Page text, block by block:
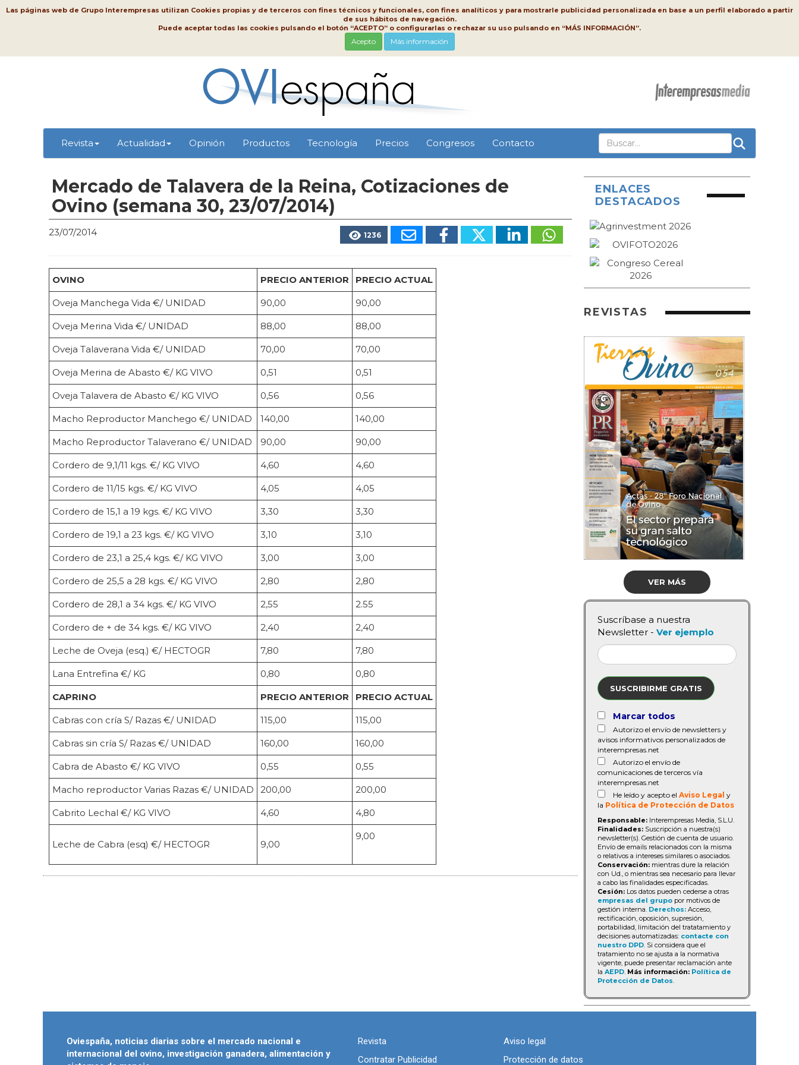
Las páginas web de Grupo Interempresas utilizan Cookies propias y de terceros con fines técnicos y funcionales, con fines analíticos y para mostrarle publicidad personalizada en base a un perfil elaborado a partir
de sus hábitos de navegación.
Puede aceptar todas las cookies pulsando el botón “ACEPTO” o configurarlas o rechazar su uso pulsando en “MÁS INFORMACIÓN”.
Acepto Más información
Revista Actualidad Opinión Productos Tecnología Precios Congresos Contacto
Mercado de Talavera de la Reina, Cotizaciones de
Ovino (semana 30, 23/07/2014)
23/07/2014 1236
OVINO PRECIO ANTERIOR PRECIO ACTUAL
Oveja Manchega Vida €/ UNIDAD 90,00 90,00
Oveja Merina Vida €/ UNIDAD 88,00 88,00
Oveja Talaverana Vida €/ UNIDAD 70,00 70,00
Oveja Merina de Abasto €/ KG VIVO 0,51 0,51
Oveja Talavera de Abasto €/ KG VIVO 0,56 0,56
Macho Reproductor Manchego €/ UNIDAD 140,00 140,00
Macho Reproductor Talaverano €/ UNIDAD 90,00 90,00
Cordero de 9,1/11 kgs. €/ KG VIVO 4,60 4,60
Cordero de 11/15 kgs. €/ KG VIVO 4,05 4,05
Cordero de 15,1 a 19 kgs. €/ KG VIVO 3,30 3,30
Cordero de 19,1 a 23 kgs. €/ KG VIVO 3,10 3,10
Cordero de 23,1 a 25,4 kgs. €/ KG VIVO 3,00 3,00
Cordero de 25,5 a 28 kgs. €/ KG VIVO 2,80 2,80
Cordero de 28,1 a 34 kgs. €/ KG VIVO 2,55 2.55
Cordero de + de 34 kgs. €/ KG VIVO 2,40 2,40
Leche de Oveja (esq.) €/ HECTOGR 7,80 7,80
Lana Entrefina €/ KG 0,80 0,80
CAPRINO PRECIO ANTERIOR PRECIO ACTUAL
Cabras con cría S/ Razas €/ UNIDAD 115,00 115,00
Cabras sin cría S/ Razas €/ UNIDAD 160,00 160,00
Cabra de Abasto €/ KG VIVO 0,55 0,55
Macho reproductor Varias Razas €/ UNIDAD 200,00 200,00
Cabrito Lechal €/ KG VIVO 4,60 4,80
Leche de Cabra (esq) €/ HECTOGR 9,00
9,00
ENLACES
DESTACADOS
REVISTAS
VER MÁS
Suscríbase a nuestra
Newsletter - Ver ejemplo
SUSCRIBIRME GRATIS
Marcar todos
Autorizo el envío de newsletters y
avisos informativos personalizados de
interempresas.net
Autorizo el envío de
comunicaciones de terceros vía
interempresas.net
He leído y acepto el Aviso Legal y
la Política de Protección de Datos
Responsable: Interempresas Media, S.L.U.
Finalidades: Suscripción a nuestra(s)
newsletter(s). Gestión de cuenta de usuario.
Envío de emails relacionados con la misma
o relativos a intereses similares o asociados.
Conservación: mientras dure la relación
con Ud., o mientras sea necesario para llevar
a cabo las finalidades especificadas.
Cesión: Los datos pueden cederse a otras
empresas del grupo por motivos de
gestión interna. Derechos: Acceso,
rectificación, oposición, supresión,
portabilidad, limitación del tratatamiento y
decisiones automatizadas: contacte con
nuestro DPD. Si considera que el
tratamiento no se ajusta a la normativa
vigente, puede presentar reclamación ante
la AEPD. Más información: Política de
Protección de Datos.
Oviespaña, noticias diarias sobre el mercado nacional e
internacional del ovino, investigación ganadera, alimentación y
Revista
Contratar Publicidad
Aviso legal
Protección de datos